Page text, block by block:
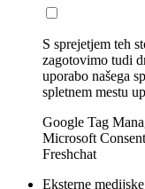
S sprejetjem teh
zagotovimo tudi
uporabo našega
spletnem mestu
Google Tag
Microsoft
Freshchat
Eksterne